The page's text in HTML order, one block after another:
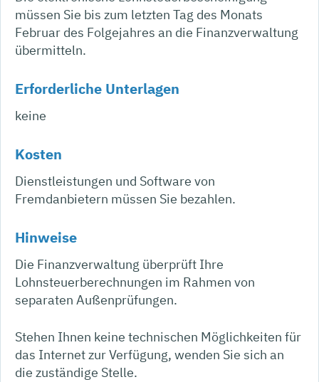
müssen Sie bis zum letzten Tag des Monats
Februar des Folgejahres an die Finanzverwaltung
übermitteln.
Erforderliche Unterlagen
keine
Kosten
Dienstleistungen und Software von
Fremdanbietern müssen Sie bezahlen.
Hinweise
Die Finanzverwaltung überprüft Ihre
Lohnsteuerberechnungen im Rahmen von
separaten Außenprüfungen.
Stehen Ihnen keine technischen Möglichkeiten für
das Internet zur Verfügung, wenden Sie sich an
die zuständige Stelle.